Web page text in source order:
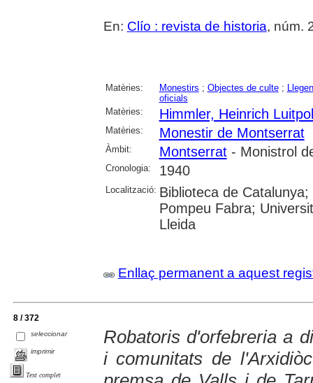
En: Clío : revista de historia, núm.
Matèries: Monestirs ; Objectes de culte;
oficials
Matèries:
Himmler, Heinrich
Matèries: Monestir de Montserrat
Àmbit: Montserrat- Monistrol
Cronologia: 1940
Localització: Biblioteca de
Pompeu Fabra;
Lleida
Enllaç permanent a aquest
8 / 372
seleccionar
imprimir
Text complet
Robatoris d'orfebreria a
i comunitats de